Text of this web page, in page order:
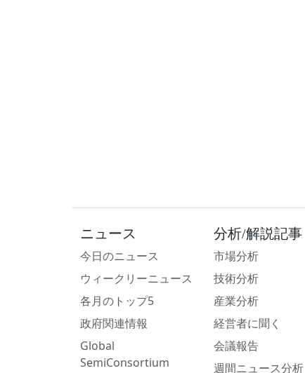
ニュース
今日のニュース
ウィークリーニュース
各月のトップ5
政府関連情報
Global
SemiConsortium
分析/解説記事
市場分析
技術分析
産業分析
経営者に聞く
会議報告
週間ニュース分析